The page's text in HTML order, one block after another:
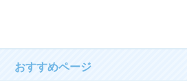
おすすめページ